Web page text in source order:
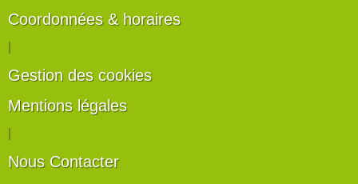
Coordonnées & horaires
Gestion des cookies
Mentions légales
Nous Contacter